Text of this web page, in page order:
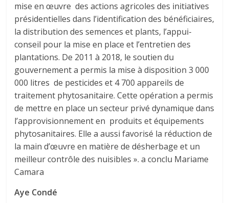
mise en œuvre des actions agricoles des initiatives
présidentielles dans l’identification des bénéficiaires,
la distribution des semences et plants, l’appui-
conseil pour la mise en place et l’entretien des
plantations. De 2011 à 2018, le soutien du
gouvernement a permis la mise à disposition 3 000
000 litres de pesticides et 4 700 appareils de
traitement phytosanitaire. Cette opération a permis
de mettre en place un secteur privé dynamique dans
l’approvisionnement en produits et équipements
phytosanitaires. Elle a aussi favorisé la réduction de
la main d’œuvre en matière de désherbage et un
meilleur contrôle des nuisibles ». a conclu Mariame
Camara
Aye Condé